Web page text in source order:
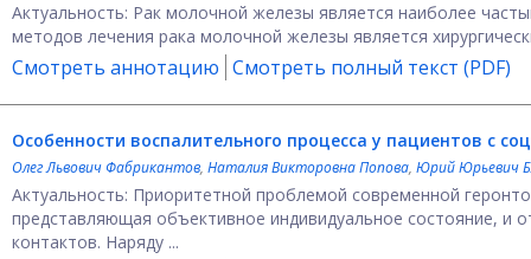
Актуальность: Рак молочной железы является наиболее
методов лечения рака молочной железы является
Смотреть аннотацию Смотреть полный текст (PDF)
Особенности воспалительного процесса у пациентов с
Олег Львович Фабрикантов, Наталия Викторовна Попова, Юрий Юрьевич
Актуальность: Приоритетной проблемой современной
представляющая объективное индивидуальное состояние, и
контактов. Наряду ...